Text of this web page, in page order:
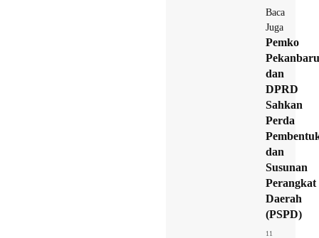
Baca
Juga
Pemko
Pekanbaru
dan
DPRD
Sahkan
Perda
dan
Susunan
Perangkat
Daerah
(PSPD)
11